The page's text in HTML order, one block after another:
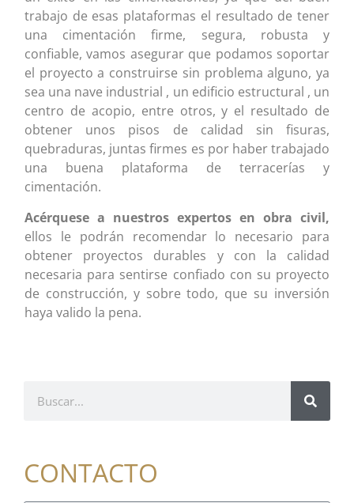
trabajo de esas plataformas el resultado de tener
una cimentación firme, segura, robusta y
confiable, vamos asegurar que podamos soportar
el proyecto a construirse sin problema alguno, ya
sea una nave industrial , un edificio estructural , un
centro de acopio, entre otros, y el resultado de
obtener unos pisos de calidad sin fisuras,
quebraduras, juntas firmes es por haber trabajado
una buena plataforma de terracerías y
cimentación.
Acérquese a nuestros expertos en obra civil,
ellos le podrán recomendar lo necesario para
obtener proyectos durables y con la calidad
necesaria para sentirse confiado con su proyecto
de construcción, y sobre todo, que su inversión
haya valido la pena.
CONTACTO